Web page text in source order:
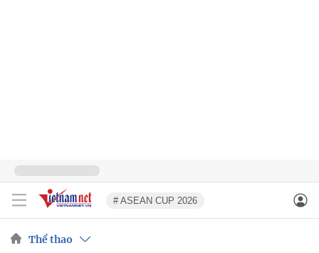
# ASEAN CUP 2026
Thể thao